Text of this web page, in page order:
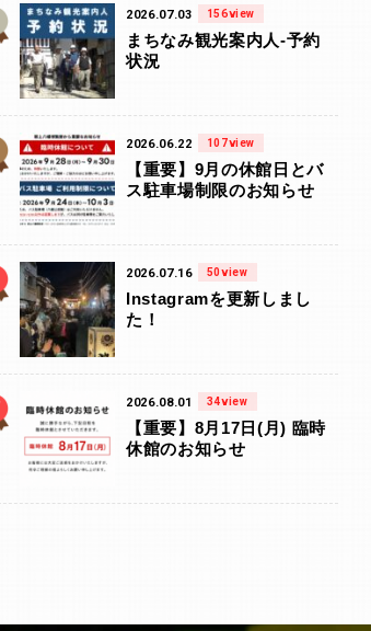
2026.07.03 156view
まちなみ観光案内人-予約
状況
2026.06.22 107view
【重要】9月の休館日とバ
ス駐車場制限のお知らせ
2026.07.16 50view
Instagramを更新しまし
た！
2026.08.01 34view
【重要】8月17日(月) 臨時
休館のお知らせ